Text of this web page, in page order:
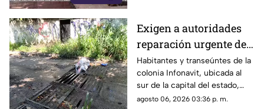
Exigen a autoridades
reparación urgente de
alcantarilla en la
colonia Infonavit de
Chilpancingo
Habitantes y transeúntes de la
colonia Infonavit, ubicada al
sur de la capital del estado,
denunciaron la falta de
agosto 06, 2026 03:36 p. m.